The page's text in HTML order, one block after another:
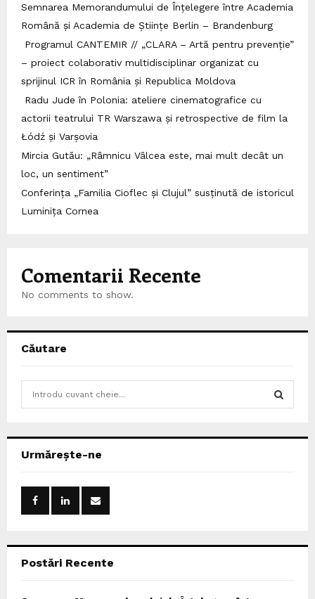
Semnarea Memorandumului de Înțelegere între Academia
Română și Academia de Științe Berlin – Brandenburg
Programul CANTEMIR // „CLARA – Artă pentru prevenție”
– proiect colaborativ multidisciplinar organizat cu
sprijinul ICR în România și Republica Moldova
Radu Jude în Polonia: ateliere cinematografice cu
actorii teatrului TR Warszawa și retrospective de film la
Łódź și Varșovia
Mircia Gutău: „Râmnicu Vâlcea este, mai mult decât un
loc, un sentiment”
Conferința „Familia Cioflec și Clujul” susținută de istoricul
Luminița Cornea
Comentarii Recente
No comments to show.
Căutare
h
Urmărește-ne
Postări Recente